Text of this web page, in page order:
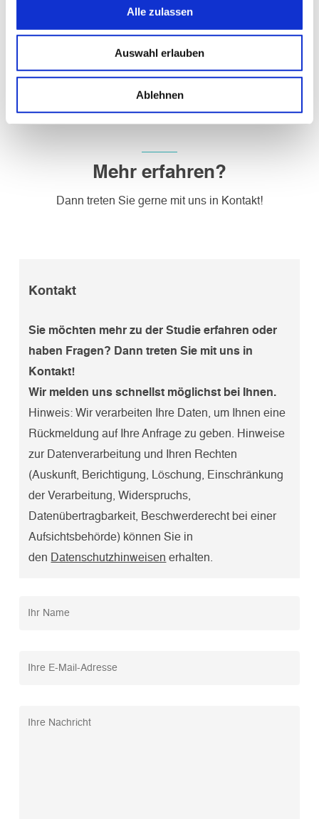
Alle zulassen
Auswahl erlauben
Ablehnen
Auch die Relevanz der Retail Media Daten
konnte bewiesen werden. Die Click-Through-
Rate (CTR) war mit den Retail Media Daten 4
Mal so hoch wie im Vergleichstargeting.
Mehr erfahren?
Dann treten Sie gerne mit uns in Kontakt!
Kontakt
Sie möchten mehr zu der Studie erfahren oder
haben Fragen? Dann treten Sie mit uns in
Kontakt!
Wir melden uns schnellst möglichst bei Ihnen.
Hinweis: Wir verarbeiten Ihre Daten, um Ihnen eine
Rückmeldung auf Ihre Anfrage zu geben. Hinweise
zur Datenverarbeitung und Ihren Rechten
(Auskunft, Berichtigung, Löschung, Einschränkung
der Verarbeitung, Widerspruchs,
Datenübertragbarkeit, Beschwerderecht bei einer
Aufsichtsbehörde) können Sie in
den Datenschutzhinweisen erhalten.